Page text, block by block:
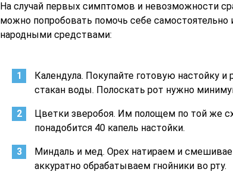
На случай первых симптомов и невозможности
можно попробовать помочь себе самостоятельно
народными средствами:
Календула. Покупайте готовую настойку и
стакан воды. Полоскать рот нужно
Цветки зверобоя. Им полощем по той же
понадобится 40 капель настойки.
Миндаль и мед. Орех натираем и
аккуратно обрабатываем гнойники во рту.